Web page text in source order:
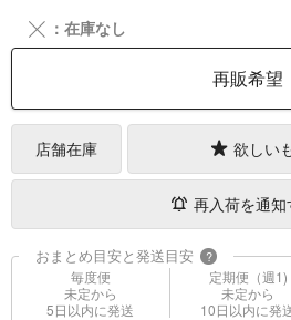
╳ ：在庫なし
再販希望
店舗在庫 欲しい
再入荷を通知
おまとめ目安と発送目安 ?
毎度便
未定から
5日以内に発送
定期便（週1)
未定から
10日以内に発